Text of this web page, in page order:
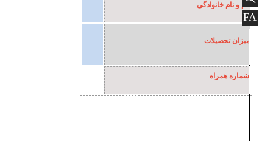
FA
نام و نام خانوادگی
میزان تحصیلات
شماره همراه